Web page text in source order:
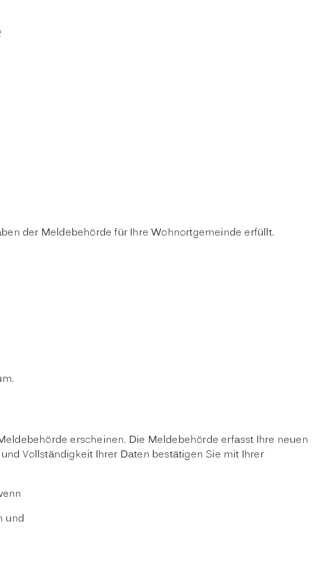
der Meldebehörde für Ihre Wohnortgemeinde erfüllt.
erscheinen. Die Meldebehörde erfasst Ihre neuen
Vollständigkeit Ihrer Daten bestätigen Sie mit Ihrer
und